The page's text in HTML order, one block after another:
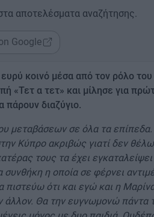
αποτελέσματα αναζήτησης.
Google
κοινό μέσα από τον ρόλο του
«Τετ α τετ» και μίλησε για
διαζύγιο.
μεταβάσεων σε όλα τα
Κύπρο ακριβώς γιατί δεν
τους τα έχει εγκαταλείψει
συνθήκη η οποία σε φέρνει
ότι και εγώ και η
άλλον. Θα την ευγνωμονώ πάντα